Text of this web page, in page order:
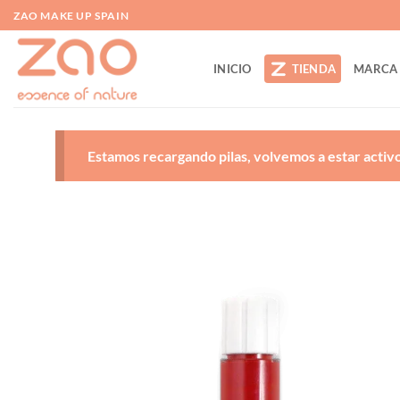
Saltar
al
contenido
ZAO MAKE UP SPAIN
INICIO TIENDA MARCA
Estamos recargando pilas, volvemos a estar